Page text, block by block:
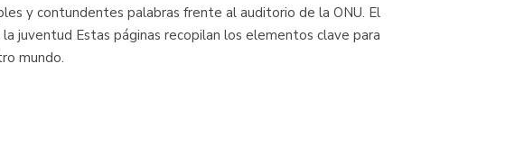
y contundentes palabras frente al auditorio de la ONU. El
juventud Estas páginas recopilan los elementos clave para
mundo.